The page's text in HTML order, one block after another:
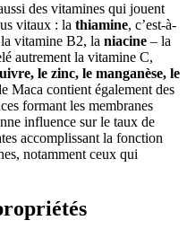
des vitamines qui jouent
vitaux : la thiamine, c’est-à-
vitamine B2, la niacine – la
autrement la vitamine C,
le zinc, le manganèse, le
Maca contient également des
formant les membranes
influence sur le taux de
accomplissant la fonction
notamment ceux qui